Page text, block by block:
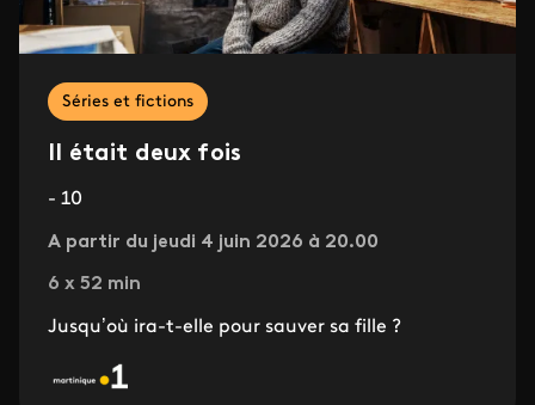
Séries et fictions
Il était deux fois
- 10
A partir du jeudi 4 juin 2026 à 20.00
6 x 52 min
Jusqu’où ira-t-elle pour sauver sa fille ?